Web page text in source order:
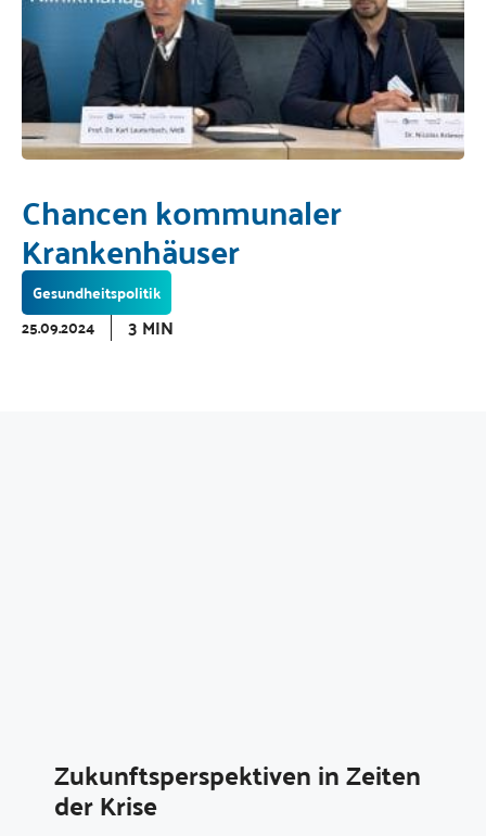
Chancen kommunaler
Krankenhäuser
Gesundheitspolitik
25.09.2024
3 MIN
Zukunftsperspektiven in Zeiten
der Krise